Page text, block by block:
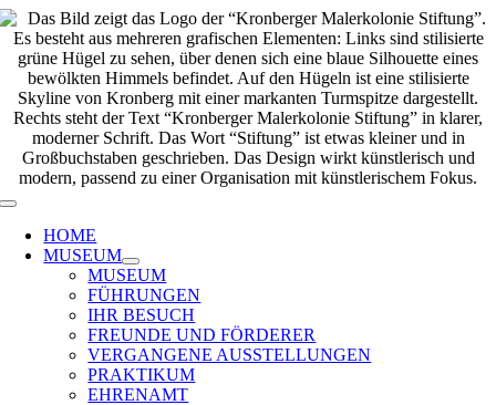
Zum
Inhalt
springen
Toggle
Navigation
HOME
MUSEUM
MUSEUM
FÜHRUNGEN
IHR BESUCH
FREUNDE UND FÖRDERER
VERGANGENE AUSSTELLUNGEN
PRAKTIKUM
EHRENAMT